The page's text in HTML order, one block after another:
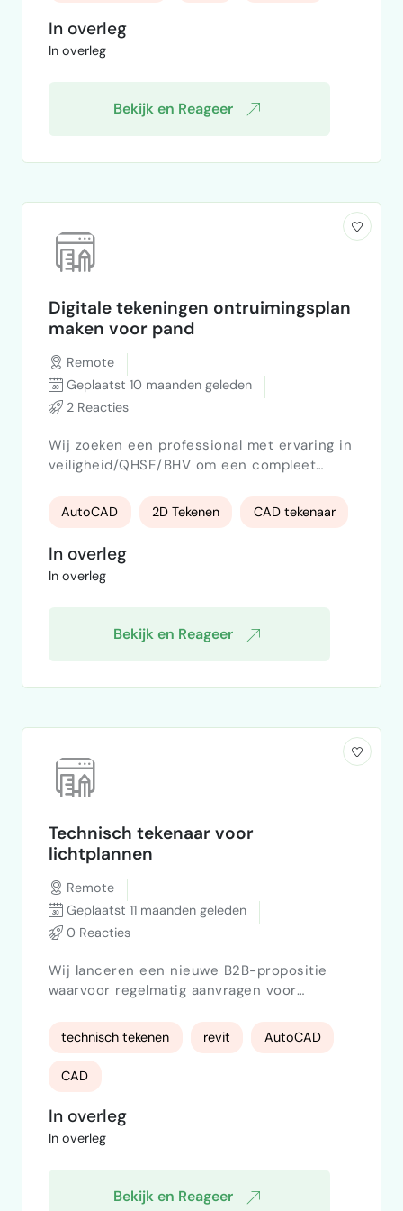
regeltechnische tekeningen voor de GBS-
kast en de installaties. Wat je gaat doen: •
Regelschema’s tekenen voor HVAC / GBS •
In overleg
In overleg
Bekijk en Reageer
Digitale tekeningen ontruimingsplan
maken voor pand
Remote
Geplaatst 10 maanden geleden
2 Reacties
Wij zoeken een professional met ervaring in
veiligheid/QHSE/BHV om een compleet
kantoorpand. Het plan moet voldoen aan de
(NEN 8112 en Arbowetgeving) en direct
inzetbaar zijn voor zowel BHV’ers als
medewerkers. Wat er aanwezig is Digitale
AutoCAD 2D Tekenen CAD tekenaar
In overleg
In overleg
Bekijk en Reageer
Technisch tekenaar voor
lichtplannen
Remote
Geplaatst 11 maanden geleden
0 Reacties
Wij lanceren een nieuwe B2B-propositie
waarvoor regelmatig aanvragen voor
freelancer die technische lichttekeningen
lichtberekeningen. Jij vertaalt klantvragen
lichtontwerpen. Werkzaamheden Opstellen
van technische lichttekeningen Uitvoeren
technisch tekenen revit AutoCAD
CAD
In overleg
In overleg
Bekijk en Reageer